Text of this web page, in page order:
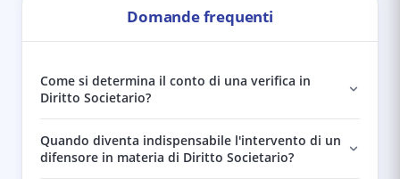
Domande frequenti
Come si determina il conto di una verifica in
Diritto Societario?
Quando diventa indispensabile l'intervento di un
difensore in materia di Diritto Societario?